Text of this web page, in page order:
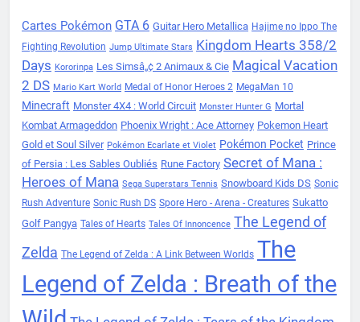
Cartes Pokémon GTA 6 Guitar Hero Metallica Hajime no Ippo The
Fighting Revolution Jump Ultimate Stars Kingdom Hearts 358/2
Days Kororinpa Les Simsâ„¢ 2 Animaux & Cie Magical Vacation
2 DS Mario Kart World Medal of Honor Heroes 2 MegaMan 10
Minecraft Monster 4X4 : World Circuit Monster Hunter G Mortal
Kombat Armageddon Phoenix Wright : Ace Attorney Pokemon Heart
Gold et Soul Silver Pokémon Ecarlate et Violet Pokémon Pocket Prince
of Persia : Les Sables Oubliés Rune Factory Secret of Mana :
Heroes of Mana Sega Superstars Tennis Snowboard Kids DS Sonic
Rush Adventure Sonic Rush DS Spore Hero - Arena - Creatures Sukatto
Golf Pangya Tales of Hearts Tales Of Innoncence The Legend of
Zelda The Legend of Zelda : A Link Between Worlds The
Legend of Zelda : Breath of the